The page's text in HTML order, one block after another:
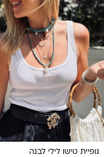
גופיית טישו לילי לבנה